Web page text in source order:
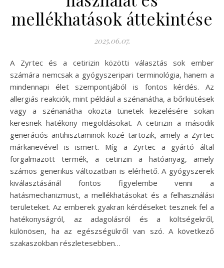
mellékhatások áttekintése
2025.06.07.
A Zyrtec és a cetirizin közötti választás sok ember
számára nemcsak a gyógyszeripari terminológia, hanem a
mindennapi élet szempontjából is fontos kérdés. Az
allergiás reakciók, mint például a szénanátha, a bőrkiütések
vagy a szénanátha okozta tünetek kezelésére sokan
keresnek hatékony megoldásokat. A cetirizin a második
generációs antihisztaminok közé tartozik, amely a Zyrtec
márkanevével is ismert. Míg a Zyrtec a gyártó által
forgalmazott termék, a cetirizin a hatóanyag, amely
számos generikus változatban is elérhető. A gyógyszerek
kiválasztásánál fontos figyelembe venni a
hatásmechanizmust, a mellékhatásokat és a felhasználási
területeket. Az emberek gyakran kérdéseket tesznek fel a
hatékonyságról, az adagolásról és a költségekről,
különösen, ha az egészségükről van szó. A következő
szakaszokban részletesebben…